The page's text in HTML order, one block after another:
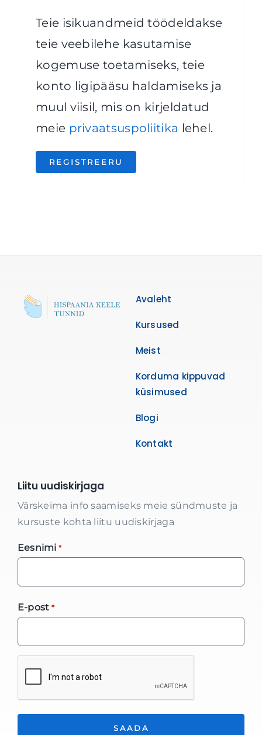
Teie isikuandmeid töödeldakse
teie veebilehe kasutamise
kogemuse toetamiseks, teie
konto ligipääsu haldamiseks ja
muul viisil, mis on kirjeldatud
meie privaatsuspoliitika lehel.
REGISTREERU
Avaleht
Kursused
Meist
Korduma kippuvad
küsimused
Blogi
Kontakt
Liitu uudiskirjaga
Värskeima info saamiseks meie sündmuste ja
kursuste kohta liitu uudiskirjaga
Eesnimi *
E-post *